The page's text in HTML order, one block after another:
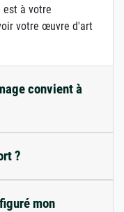
à votre
votre œuvre d'art
convient à
?
mon